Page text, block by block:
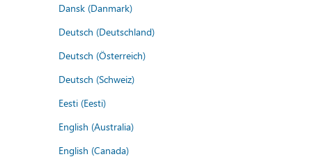
Dansk (Danmark)
Deutsch (Deutschland)
Deutsch (Österreich)
Deutsch (Schweiz)
Eesti (Eesti)
English (Australia)
English (Canada)